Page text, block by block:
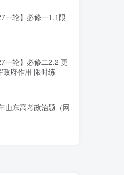
一轮】必修一1.1限
一轮】必修二2.2 更
政府作用 限时练
山东高考政治题（网